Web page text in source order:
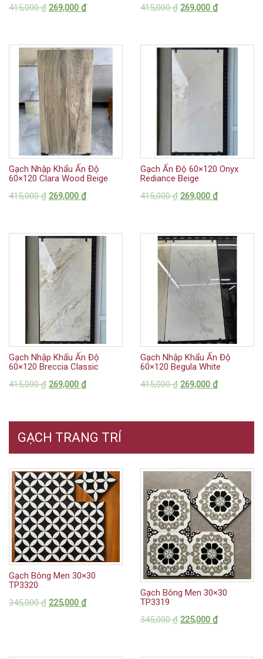
415,000₫ 269,000 ₫ 415,000₫ 269,000 ₫
Gạch Nhập Khẩu Ấn Độ
60×120 Clara Wood Beige
415,000₫ 269,000 ₫
Gạch Ấn Độ 60×120 Onyx
Rediance Beige
415,000₫ 269,000 ₫
Gạch Nhập Khẩu Ấn Độ
60×120 Breccia Classic
415,000₫ 269,000 ₫
Gạch Nhập Khẩu Ấn Độ
60×120 Begula White
415,000₫ 269,000 ₫
GẠCH TRANG TRÍ
Gạch Bông Men 30×30
TP3320
345,000₫ 225,000 ₫
Gạch Bông Men 30×30
TP3319
345,000₫ 225,000 ₫